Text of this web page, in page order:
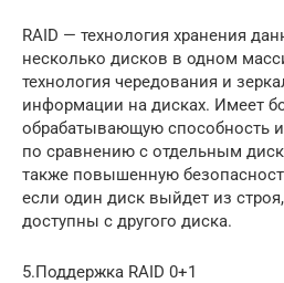
RAID — технология хранения
несколько дисков в одном
технология чередования и
информации на дисках. Имеет
обрабатывающую способность
по сравнению с отдельным
также повышенную
если один диск выйдет из
доступны с другого диска.
5.Поддержка RAID 0+1